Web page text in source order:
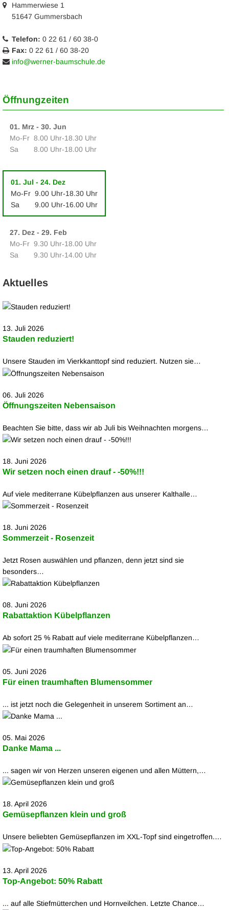
Hammerwiese 1
51647 Gummersbach
Telefon: 0 22 61 / 60 38-0
Fax: 0 22 61 / 60 38-20
info@werner-baumschule.de
Öffnungzeiten
01. Mrz - 30. Jun
Mo‑Fr 8.00 Uhr‑18.30 Uhr
Sa
8.00 Uhr‑18.00 Uhr
01. Jul - 24. Dez
Mo‑Fr 9.00 Uhr‑18.30 Uhr
Sa
9.00 Uhr‑16.00 Uhr
27. Dez - 29. Feb
Mo‑Fr 9.30 Uhr‑18.00 Uhr
Sa
9.30 Uhr‑14.00 Uhr
Aktuelles
13. Juli 2026
Stauden reduziert!
Unsere Stauden im Vierkkanttopf sind reduziert. Nutzen sie…
06. Juli 2026
Öffnungszeiten Nebensaison
Beachten Sie bitte, dass wir ab Juli bis Weihnachten morgens…
18. Juni 2026
Wir setzen noch einen drauf - -50%!!!
Auf viele mediterrane Kübelpflanzen aus unserer Kalthalle…
18. Juni 2026
Sommerzeit - Rosenzeit
Jetzt Rosen auswählen und pflanzen, denn jetzt sind sie
besonders…
08. Juni 2026
Rabattaktion Kübelpflanzen
Ab sofort 25 % Rabatt auf viele mediterrane Kübelpflanzen…
05. Juni 2026
Für einen traumhaften Blumensommer
... ist jetzt noch die Gelegenheit in unserem Sortiment an…
05. Mai 2026
Danke Mama ...
... sagen wir von Herzen unseren eigenen und allen Müttern,…
18. April 2026
Gemüsepflanzen klein und groß
Unsere beliebten Gemüsepflanzen im XXL-Topf sind eingetroffen.…
13. April 2026
Top-Angebot: 50% Rabatt
... auf alle Stiefmütterchen und Hornveilchen. Letzte Chance…